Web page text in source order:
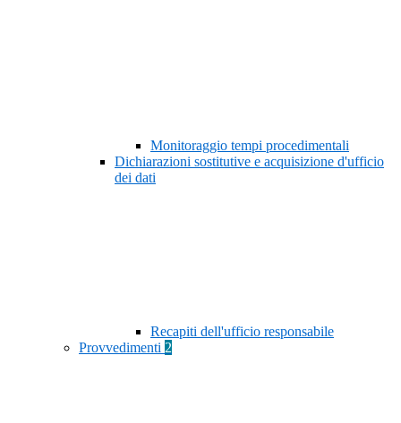
Monitoraggio tempi procedimentali
Dichiarazioni sostitutive e acquisizione d'ufficio
dei dati
Recapiti dell'ufficio responsabile
Provvedimenti 2